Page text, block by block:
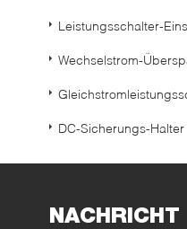
Leistungsschalter-
Wechselstrom-
DC-Sicherungs-Halter
NACHRICHT